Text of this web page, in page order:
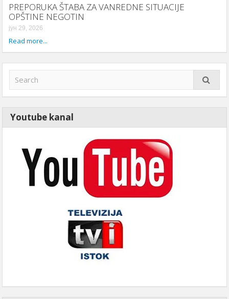
PREPORUKA ŠTABA ZA VANREDNE SITUACIJE
OPŠTINE NEGOTIN
јун 29, 2026
Read more...
Youtube kanal